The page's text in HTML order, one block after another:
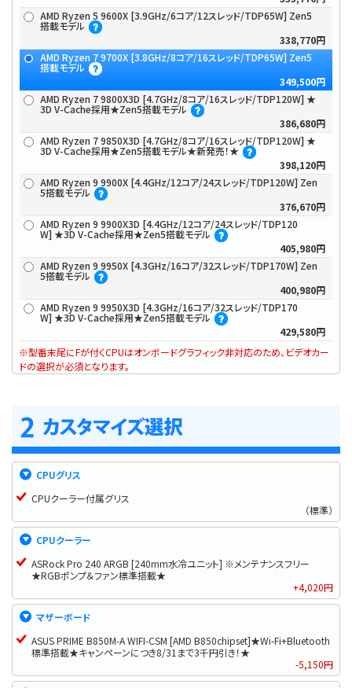
AMD Ryzen 5 9600X [3.9GHz/6コア/12スレッド/TDP65W] Zen5
搭載モデル
338,770円
AMD Ryzen 7 9700X [3.8GHz/8コア/16スレッド/TDP65W] Zen5
搭載モデル
349,500円
AMD Ryzen 7 9800X3D [4.7GHz/8コア/16スレッド/TDP120W] ★
3D V-Cache採用★Zen5搭載モデル
386,680円
AMD Ryzen 7 9850X3D [4.7GHz/8コア/16スレッド/TDP120W] ★
3D V-Cache採用★Zen5搭載モデル★新発売！★
398,120円
AMD Ryzen 9 9900X [4.4GHz/12コア/24スレッド/TDP120W] Zen
5搭載モデル
376,670円
AMD Ryzen 9 9900X3D [4.4GHz/12コア/24スレッド/TDP120
W] ★3D V-Cache採用★Zen5搭載モデル
405,980円
AMD Ryzen 9 9950X [4.3GHz/16コア/32スレッド/TDP170W] Zen
5搭載モデル
400,980円
AMD Ryzen 9 9950X3D [4.3GHz/16コア/32スレッド/TDP170
W] ★3D V-Cache採用★Zen5搭載モデル
429,580円
※型番末尾にFが付くCPUはオンボードグラフィック非対応のため、ビデオカー
ドの選択が必須となります。
CPUグリス
CPUクーラー付属グリス
（標準）
CPUクーラー
ASRock Pro 240 ARGB [240mm水冷ユニット] ※メンテナンスフリー
★RGBポンプ＆ファン標準搭載★
+4,020円
マザーボード
ASUS PRIME B850M-A WIFI-CSM [AMD B850chipset]★Wi-Fi+Bluetooth
標準搭載★キャンペーンにつき8/31まで3千円引き！★
-5,150円